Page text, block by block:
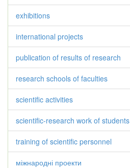
exhibitions
international projects
publication of results of research
research schools of faculties
scientific activities
scientific-research work of students
training of scientific personnel
міжнародні проекти